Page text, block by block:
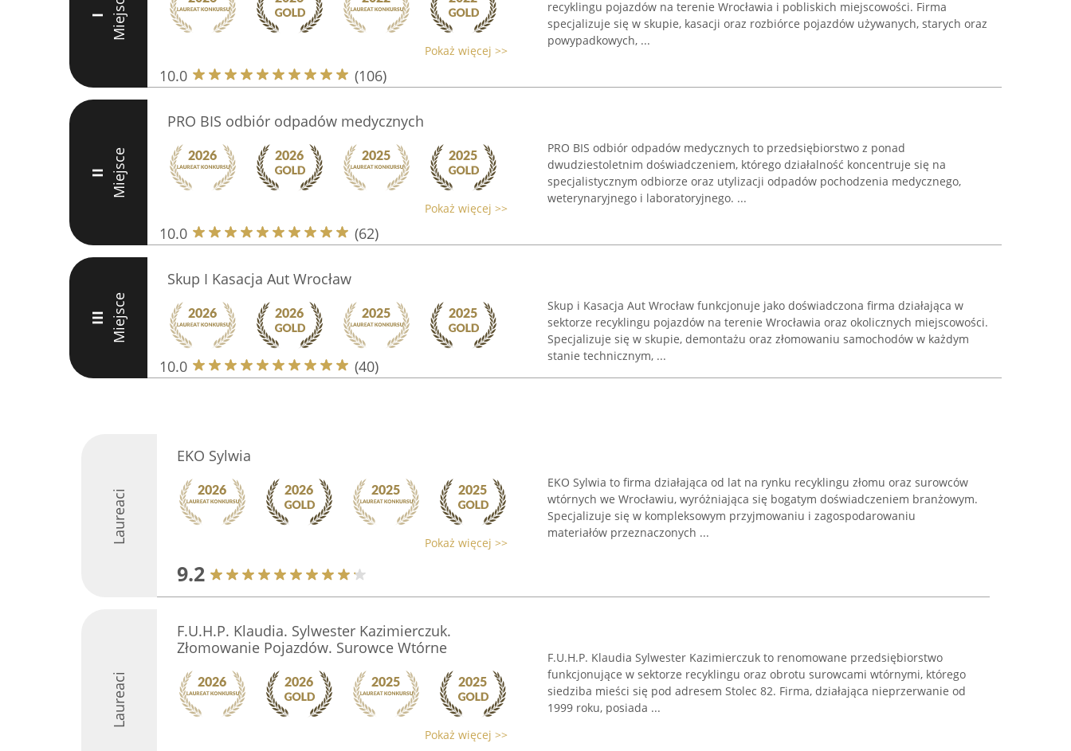
I Miejsce
Pokaż więcej >>
10.0 (106)
recyklingu pojazdów na terenie Wrocławia i pobliskich miejscowości. Firma
specjalizuje się w skupie, kasacji oraz rozbiórce pojazdów używanych, starych oraz
powypadkowych, ...
II Miejsce
PRO BIS odbiór odpadów medycznych
Pokaż więcej >>
10.0 (62)
PRO BIS odbiór odpadów medycznych to przedsiębiorstwo z ponad
dwudziestoletnim doświadczeniem, którego działalność koncentruje się na
specjalistycznym odbiorze oraz utylizacji odpadów pochodzenia medycznego,
weterynaryjnego i laboratoryjnego. ...
III Miejsce
Skup I Kasacja Aut Wrocław
10.0 (40)
Skup i Kasacja Aut Wrocław funkcjonuje jako doświadczona firma działająca w
sektorze recyklingu pojazdów na terenie Wrocławia oraz okolicznych miejscowości.
Specjalizuje się w skupie, demontażu oraz złomowaniu samochodów w każdym
stanie technicznym, ...
Laureaci
EKO Sylwia
Pokaż więcej >>
9.2
EKO Sylwia to firma działająca od lat na rynku recyklingu złomu oraz surowców
wtórnych we Wrocławiu, wyróżniająca się bogatym doświadczeniem branżowym.
Specjalizuje się w kompleksowym przyjmowaniu i zagospodarowaniu
materiałów przeznaczonych ...
Laureaci
F.U.H.P. Klaudia. Sylwester Kazimierczuk.
Złomowanie Pojazdów. Surowce Wtórne
Pokaż więcej >>
F.U.H.P. Klaudia Sylwester Kazimierczuk to renomowane przedsiębiorstwo
funkcjonujące w sektorze recyklingu oraz obrotu surowcami wtórnymi, którego
siedziba mieści się pod adresem Stolec 82. Firma, działająca nieprzerwanie od
1999 roku, posiada ...